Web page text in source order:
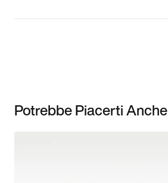
Potrebbe Piacerti Anche